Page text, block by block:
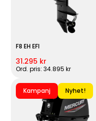
F8 EH EFI
31.295 kr
Ord. pris: 34.895 kr
Kampanj Nyhet!